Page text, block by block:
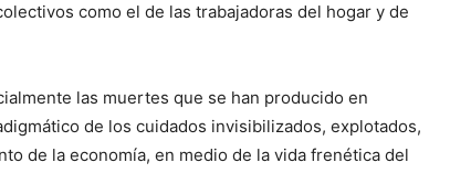
como el de las trabajadoras del hogar y de
las muertes que se han producido en
de los cuidados invisibilizados, explotados,
de la economía, en medio de la vida frenética del